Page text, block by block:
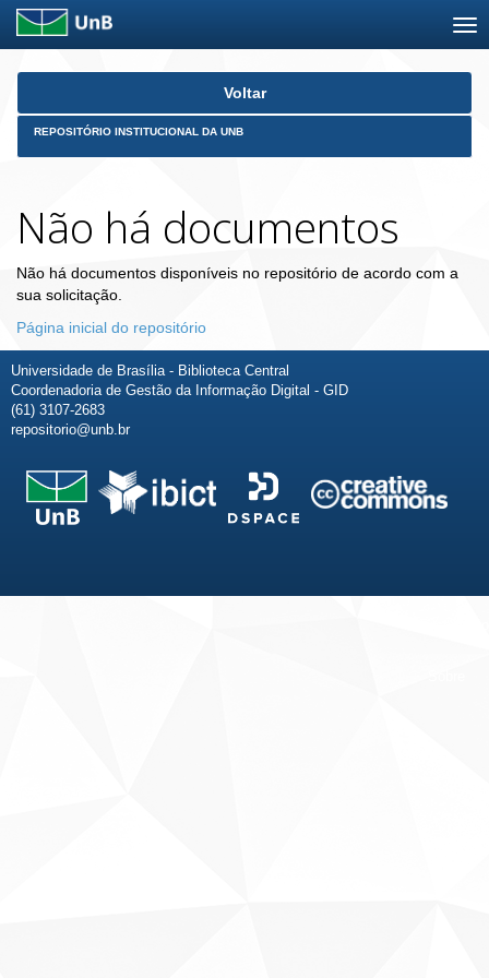
Skip
Voltar
REPOSITÓRIO INSTITUCIONAL DA UNB
Não há documentos
Não há documentos disponíveis no repositório de acordo com a
sua solicitação.
Página inicial do repositório
Universidade de Brasília - Biblioteca Central
Coordenadoria de Gestão da Informação Digital - GID
(61) 3107-2683
repositorio@unb.br